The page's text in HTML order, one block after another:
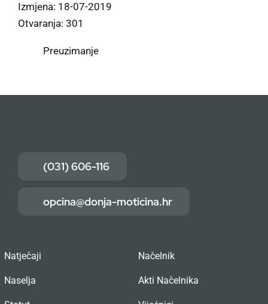
Izmjena: 18-07-2019
Otvaranja: 301
Preuzimanje
(031) 606-116
opcina@donja-moticina.hr
Natječaji
Naselja
Načelnik
Akti Načelnika